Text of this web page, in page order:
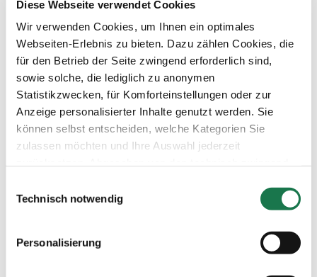
Diese Webseite verwendet Cookies
Wir verwenden Cookies, um Ihnen ein optimales
Webseiten-Erlebnis zu bieten. Dazu zählen Cookies, die
für den Betrieb der Seite zwingend erforderlich sind,
sowie solche, die lediglich zu anonymen
Statistikzwecken, für Komforteinstellungen oder zur
Anzeige personalisierter Inhalte genutzt werden. Sie
können selbst entscheiden, welche Kategorien Sie
zulassen möchten und Ihre Auswahl jederzeit
denen Sie gemäß Artikel 6 Abs. 1 lit. a Datenschutz-
Grundverordnung (DSGVO) zugestimmt haben. Bitte
womöglich nicht mehr alle Funktionalitäten der Seite zur
Technisch notwendig
Personalisierung
Navigation
Board & Paper
Packaging
Menschen
Investoren
Unternehmen
NACHHALTIGKEIT
Werkzeuge
Impressum
Allgemeine
Geschäftsbedingungen
Allgemeine
Einkaufsbedingungen
Erklärung zum Datenschutz
MM Integrity Line